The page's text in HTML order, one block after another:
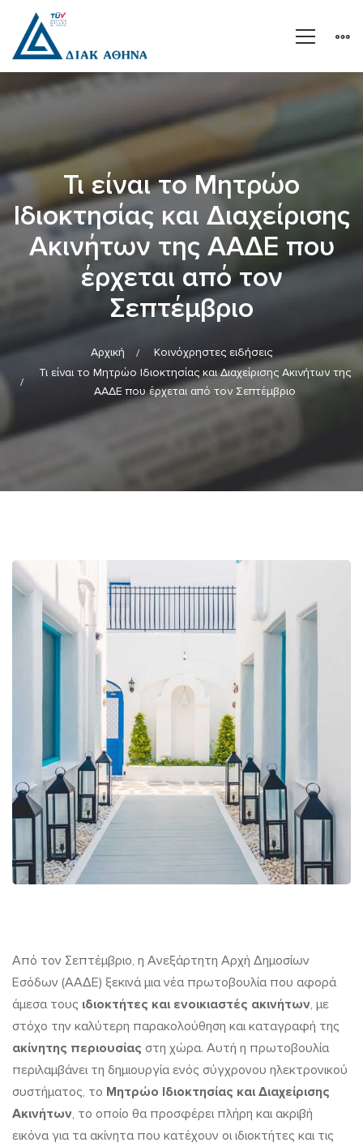
Τι είναι το Μητρώο
Ιδιοκτησίας και Διαχείρισης
Ακινήτων της ΑΑΔΕ που
έρχεται από τον
Σεπτέμβριο
Αρχική
Κοινόχρηστες ειδήσεις
Τι είναι το Μητρώο Ιδιοκτησίας και Διαχείρισης Ακινήτων της
ΑΑΔΕ που έρχεται από τον Σεπτέμβριο
Τι
είναι
το
Μητρώο
Ιδιοκτησίας
και
Διαχείρισης
Από τον Σεπτέμβριο, η Ανεξάρτητη Αρχή Δημοσίων
Εσόδων (ΑΑΔΕ) ξεκινά μια νέα πρωτοβουλία που αφορά
άμεσα τους ιδιοκτήτες και ενοικιαστές ακινήτων, με
στόχο την καλύτερη παρακολούθηση και καταγραφή της
ακίνητης περιουσίας στη χώρα. Αυτή η πρωτοβουλία
περιλαμβάνει τη δημιουργία ενός σύγχρονου ηλεκτρονικού
συστήματος, το Μητρώο Ιδιοκτησίας και Διαχείρισης
Ακινήτων, το οποίο θα προσφέρει πλήρη και ακριβή
εικόνα για τα ακίνητα που κατέχουν οι ιδιοκτήτες και τις